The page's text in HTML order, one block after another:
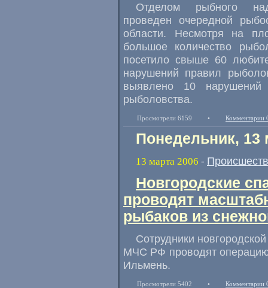
Отделом рыбного
проведен очередной
области. Несмотря на
большое количество
посетило свыше 60
нарушений правил
выявлено 10 нарушений
рыболовства.
Просмотрели 6159 • Комментарии
Понедельник, 13
13 марта 2006 -
Новгородские
проводят
рыбаков из
Сотрудники
МЧС РФ проводят операцию
Ильмень.
Просмотрели 5402 • Комментарии